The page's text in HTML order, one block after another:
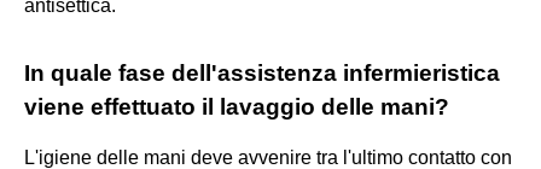
antisettica.
In quale fase dell'assistenza infermieristica
viene effettuato il lavaggio delle mani?
L'igiene delle mani deve avvenire tra l'ultimo contatto con